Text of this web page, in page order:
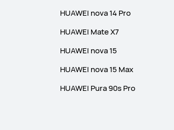
HUAWEI nova 14 Pro
HUAWEI Mate X7
HUAWEI nova 15
HUAWEI nova 15 Max
HUAWEI Pura 90s Pro